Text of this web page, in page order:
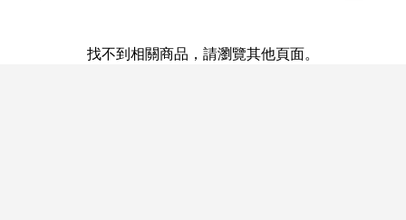
找不到相關商品，請瀏覽其他頁面。